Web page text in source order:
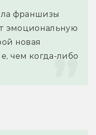
франшизы
эмоциональную
новая
чем когда-либо